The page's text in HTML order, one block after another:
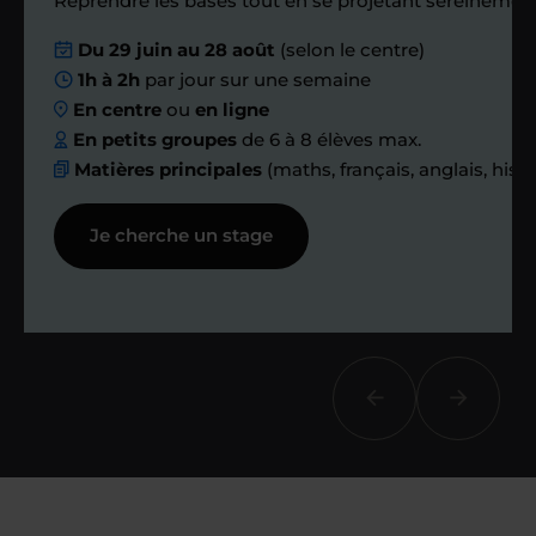
Nous planifions
ensemble des
échanges réguliers
Afin de suivre le travail et les progrès
réalisés, votre enseignant et moi-
même vous proposons des points et
Du 29 juin au 28 août (selon le centre)
1h à 2h par jour sur une semaine
En centre ouen ligne
En petits groupes de 6 à 8 élèves max.
Matières principales (maths, français, anglais,
Je cherche un stage